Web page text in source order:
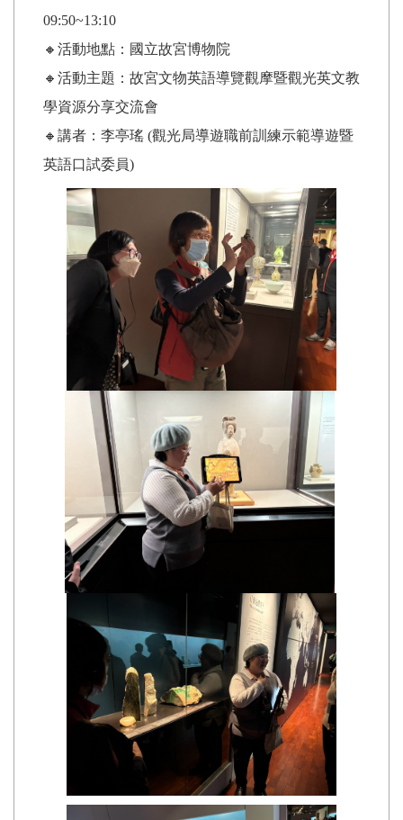
09:50~13:10
🔸活動地點：國立故宮博物院
🔸活動主題：故宮文物英語導覽觀摩暨觀光英文教
學資源分享交流會
🔸講者：李亭瑤 (觀光局導遊職前訓練示範導遊暨
英語口試委員)